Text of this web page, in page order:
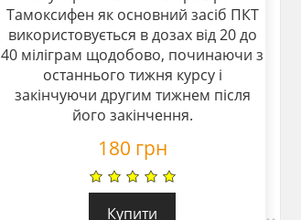
Тамоксифен як основний засіб ПКТ
використовується в дозах від 20 до
40 міліграм щодобово, починаючи з
останнього тижня курсу і
закінчуючи другим тижнем після
його закінчення.
180 грн
Купити